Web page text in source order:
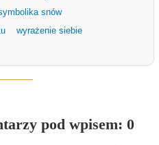
snów
wyrażenie siebie
pod wpisem: 0